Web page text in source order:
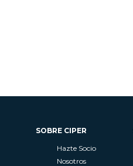
SOBRE CIPER
Hazte Socio
Nosotros